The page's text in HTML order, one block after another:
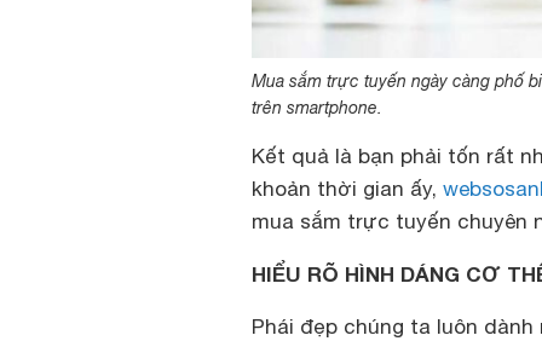
Mua sắm trực tuyến ngày càng phố
trên smartphone.
Kết quả là bạn phải tốn rất
khoản thời gian ấy,
mua sắm trực tuyến chuyên
HIỂU RÕ HÌNH DÁNG CƠ
Phái đẹp chúng ta luôn